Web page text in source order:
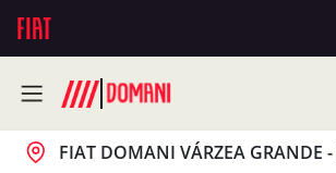
FIAT DOMANI VÁRZEA GRANDE